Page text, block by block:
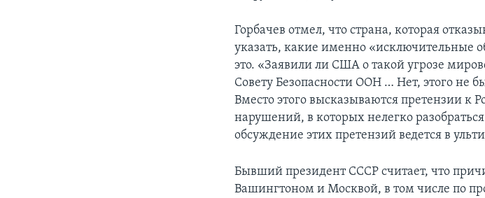
Горбачев отмел, что страна, которая
указать, какие именно «исключительные
это. «Заявили ли США о такой угрозе
Совету Безопасности ООН … Нет, этого не
Вместо этого высказываются претензии к
нарушений, в которых нелегко
обсуждение этих претензий ведется в
Бывший президент СССР считает, что
Вашингтоном и Москвой, в том числе по